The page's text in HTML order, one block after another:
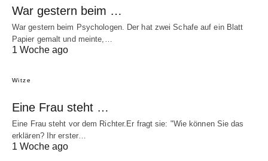
War gestern beim …
War gestern beim Psychologen. Der hat zwei Schafe auf ein Blatt
Papier gemalt und meinte,…
1 Woche ago
Witze
Eine Frau steht …
Eine Frau steht vor dem Richter.Er fragt sie: "Wie können Sie das
erklären? Ihr erster…
1 Woche ago